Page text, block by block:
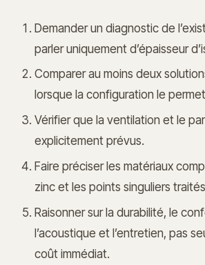
Demander un diagnostic de
parler uniquement d’épaisseur
Comparer au moins deux
lorsque la configuration le
Vérifier que la ventilation et le
explicitement prévus.
Faire préciser les matériaux
zinc et les points singuliers
Raisonner sur la durabilité, le
l’acoustique et l’entretien, pas
coût immédiat.